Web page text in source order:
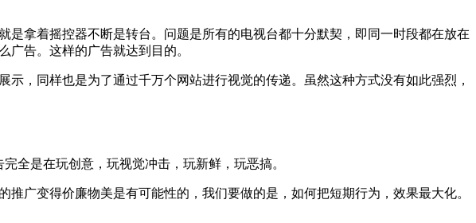
拿着摇控器不断是转台。问题是所有的电视台都十分默契，即同一时段都在放在
告。这样的广告就达到目的。
，同样也是为了通过千万个网站进行视觉的传递。虽然这种方式没有如此强烈，
全是在玩创意，玩视觉冲击，玩新鲜，玩恶搞。
广变得价廉物美是有可能性的，我们要做的是，如何把短期行为，效果最大化。